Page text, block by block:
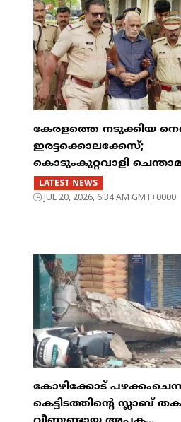
കേരളത്തെ നടുക്കിയ
ഇരട്ടക്കൊലക്കേസ്;
കൊടുംകുറ്റവാളി
LATEST NEWS
JUL 20, 2026, 6:34 AM GMT+0000
കോഴിക്കോട്
കെട്ടിടത്തിന്റെ സ്ലാബ്